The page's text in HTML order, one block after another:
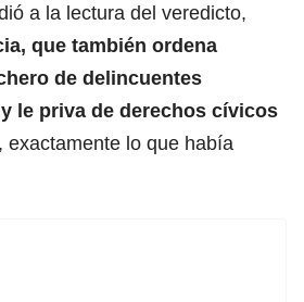
a la lectura del veredicto,
que también ordena
de delincuentes
le priva de derechos cívicos
, exactamente lo que había